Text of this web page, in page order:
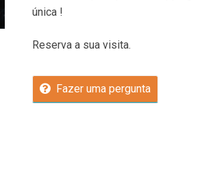
única !
Reserva a sua visita.
Fazer uma pergunta